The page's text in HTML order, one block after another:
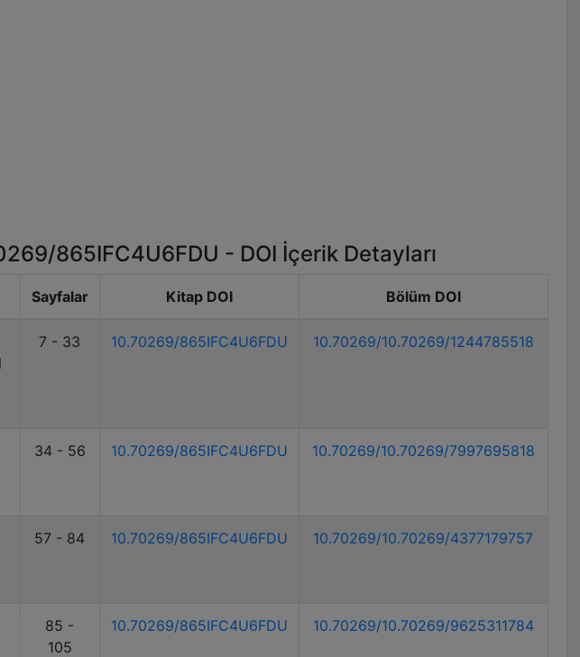
865IFC4U6FDU - DOI İçerik Detayları
Sayfalar Kitap DOI Bölüm DOI
7 - 33 10.70269/865IFC4U6FDU 10.70269/10.70269/1244785518
34 - 56 10.70269/865IFC4U6FDU 10.70269/10.70269/7997695818
57 - 84 10.70269/865IFC4U6FDU 10.70269/10.70269/4377179757
85 -
105
10.70269/865IFC4U6FDU 10.70269/10.70269/9625311784